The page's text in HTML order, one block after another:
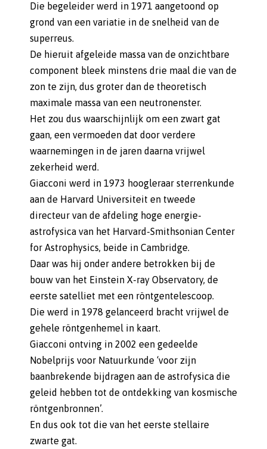
Die begeleider werd in 1971 aangetoond op
grond van een variatie in de snelheid van de
superreus.
De hieruit afgeleide massa van de onzichtbare
component bleek minstens drie maal die van de
zon te zijn, dus groter dan de theoretisch
maximale massa van een neutronenster.
Het zou dus waarschijnlijk om een zwart gat
gaan, een vermoeden dat door verdere
waarnemingen in de jaren daarna vrijwel
zekerheid werd.
Giacconi werd in 1973 hoogleraar sterrenkunde
aan de Harvard Universiteit en tweede
directeur van de afdeling hoge energie-
astrofysica van het Harvard-Smithsonian Center
for Astrophysics, beide in Cambridge.
Daar was hij onder andere betrokken bij de
bouw van het Einstein X-ray Observatory, de
eerste satelliet met een röntgentelescoop.
Die werd in 1978 gelanceerd bracht vrijwel de
gehele röntgenhemel in kaart.
Giacconi ontving in 2002 een gedeelde
Nobelprijs voor Natuurkunde ‘voor zijn
baanbrekende bijdragen aan de astrofysica die
geleid hebben tot de ontdekking van kosmische
röntgenbronnen’.
En dus ook tot die van het eerste stellaire
zwarte gat.